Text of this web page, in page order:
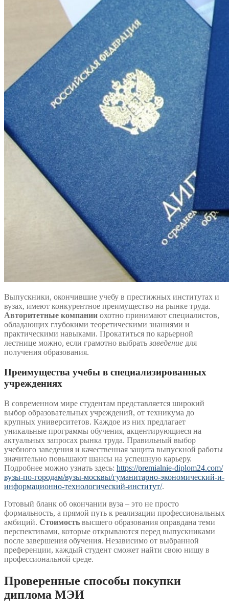
Выпускники, окончившие учебу в престижных институтах и
вузах, имеют конкурентное преимущество на рынке труда.
Авторитетные компании охотно принимают специалистов,
обладающих глубокими теоретическими знаниями и
практическими навыками. Прокатиться по карьерной
лестнице можно, если грамотно выбрать заведение для
получения образования.
Преимущества учебы в специализированных
учреждениях
В современном мире студентам представляется широкий
выбор образовательных учреждений, от техникума до
крупных университетов. Каждое из них предлагает
уникальные программы обучения, акцентирующиеся на
актуальных запросах рынка труда. Правильный выбор
учебного заведения и качественная защита выпускной работы
значительно повышают шансы на успешную карьеру.
Подробнее можно узнать здесь: https://premialnie-diplom24.com/
вузы-по-городам/вузы-москвы/гуманитарно-экономический-и-
информационно-технологический-институт/.
Готовый бланк об окончании вуза – это не просто
формальность, а прямой путь к реализации профессиональных
амбиций. Стоимость высшего образования оправдана теми
перспективами, которые открываются перед выпускниками
после завершения обучения. Независимо от выбранной
преференции, каждый студент сможет найти свою нишу в
профессиональной среде.
Проверенные способы покупки
диплома МЭИ